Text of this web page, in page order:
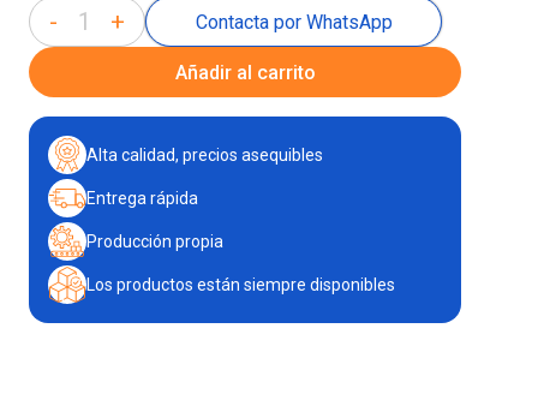
- + Contacta por WhatsApp
Añadir al carrito
Alta calidad, precios asequibles
Entrega rápida
Producción propia
Los productos están siempre disponibles